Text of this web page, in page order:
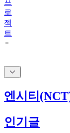
젝
트
엔시티
인기글